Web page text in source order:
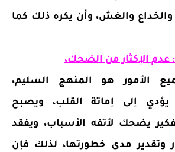
والغش، وأن يكره ذلك كما
الإكثار من الضحك،
الأمور هو المنهج السليم،
يؤدي إلى إماتة القلب، ويصبح
يضحك لأتفه الأسباب، ويفقد
وتقدير مدى خطورتها، لذلك فإن